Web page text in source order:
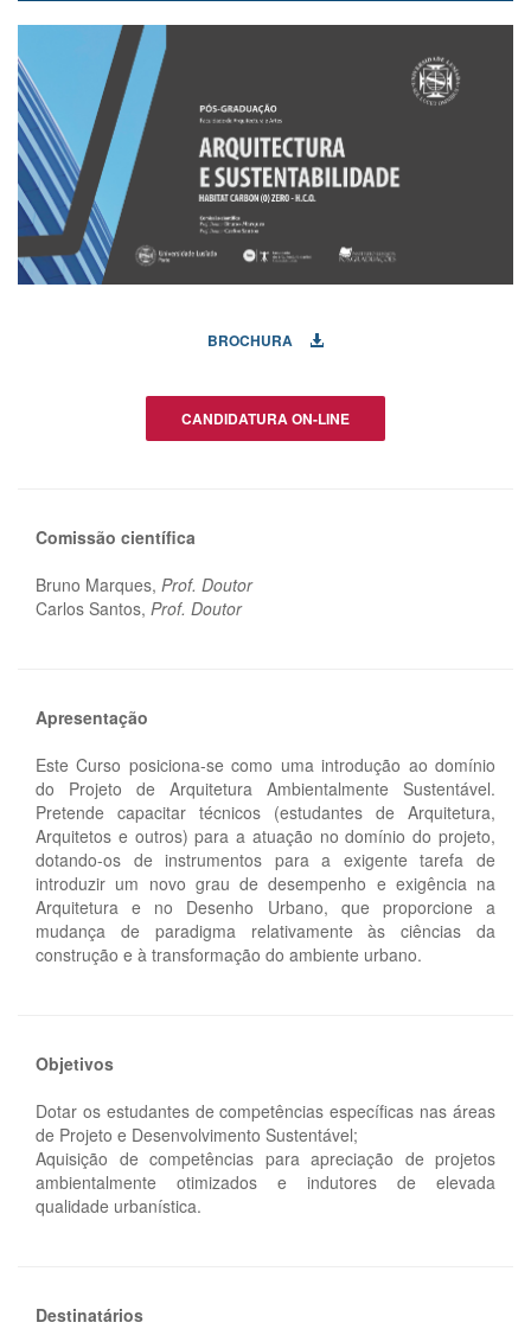
BROCHURA
CANDIDATURA ON-LINE
Comissão científica
Bruno Marques, Prof. Doutor
Carlos Santos, Prof. Doutor
Apresentação
Este Curso posiciona-se como uma introdução ao domínio
do Projeto de Arquitetura Ambientalmente Sustentável.
Pretende capacitar técnicos (estudantes de Arquitetura,
Arquitetos e outros) para a atuação no domínio do projeto,
dotando-os de instrumentos para a exigente tarefa de
introduzir um novo grau de desempenho e exigência na
Arquitetura e no Desenho Urbano, que proporcione a
mudança de paradigma relativamente às ciências da
construção e à transformação do ambiente urbano.
Objetivos
Dotar os estudantes de competências específicas nas áreas
de Projeto e Desenvolvimento Sustentável;
Aquisição de competências para apreciação de projetos
ambientalmente otimizados e indutores de elevada
qualidade urbanística.
Destinatários